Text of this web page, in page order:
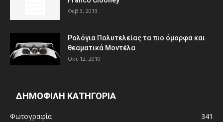
Φεβ 3, 2013
Ρολόγια Πολυτελείας τα πιο όμορφα και
θεαματικά Μοντέλα
Οκτ 12, 2010
ΔΗΜΟΦΙΛΗ ΚΑΤΗΓΟΡΙΑ
Φωτογραφία
341